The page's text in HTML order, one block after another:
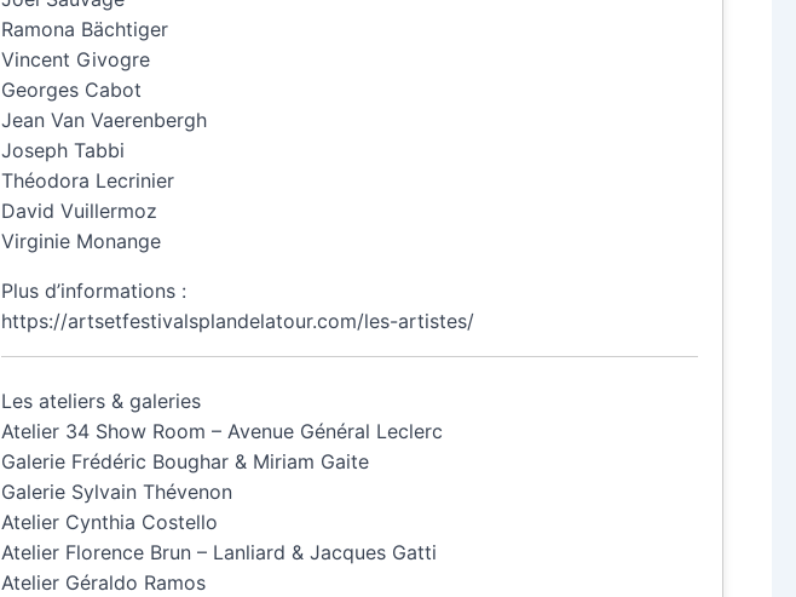
Ramona Bächtiger
Vincent Givogre
Georges Cabot
Jean Van Vaerenbergh
Joseph Tabbi
Théodora Lecrinier
David Vuillermoz
Virginie Monange
Plus d’informations :
https://artsetfestivalsplandelatour.com/les-artistes/
Les ateliers & galeries
Atelier 34 Show Room – Avenue Général Leclerc
Galerie Frédéric Boughar & Miriam Gaite
Galerie Sylvain Thévenon
Atelier Cynthia Costello
Atelier Florence Brun – Lanliard & Jacques Gatti
Atelier Géraldo Ramos